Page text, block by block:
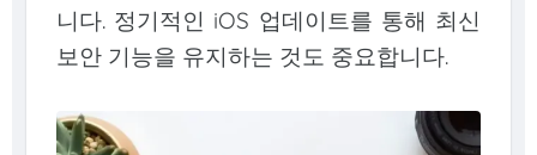
니다. 정기적인 iOS 업데이트를 통해 최신
보안 기능을 유지하는 것도 중요합니다.